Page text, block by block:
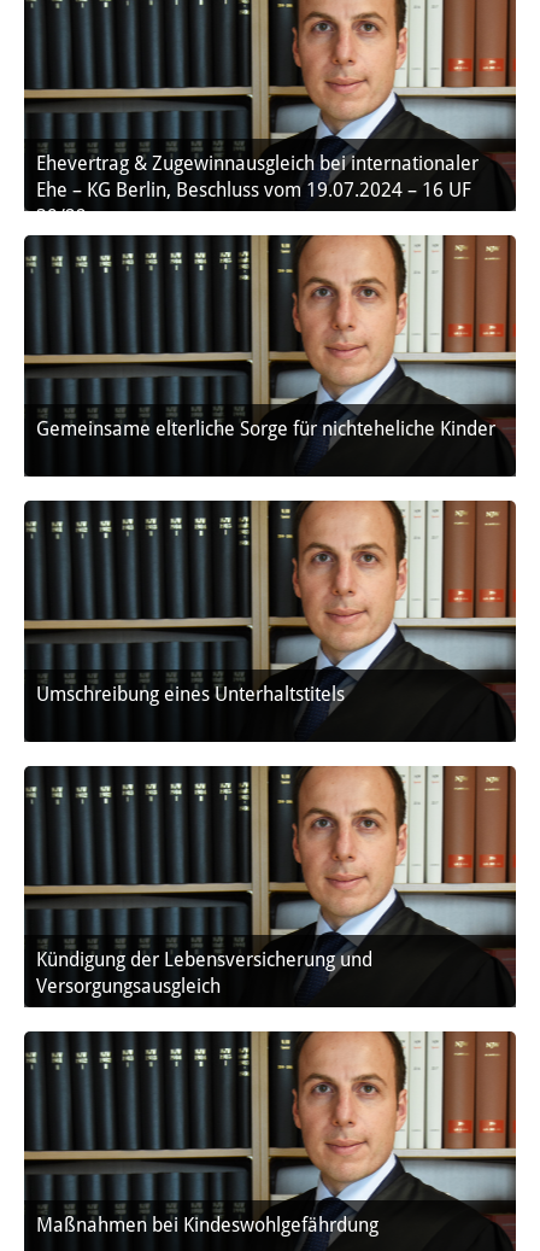
Ehevertrag & Zugewinnausgleich bei internationaler
Ehe – KG Berlin, Beschluss vom 19.07.2024 – 16 UF
39/22
Gemeinsame elterliche Sorge für nichteheliche Kinder
Umschreibung eines Unterhaltstitels
Kündigung der Lebensversicherung und
Versorgungsausgleich
Maßnahmen bei Kindeswohlgefährdung